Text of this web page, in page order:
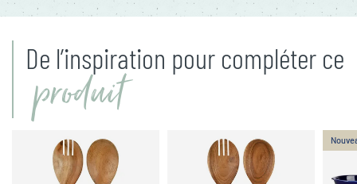
De l’inspiration pour compléter ce
produit